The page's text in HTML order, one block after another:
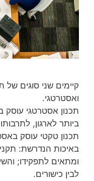
קיימים שני סוגים של
ואסטרטגי.
תכנון אסטרטגי
ביותר לארגון,
תכנון טקטי עוסק
באיכות הנדרשת:
ומתאים לתפקידו;
לבין כישורים.